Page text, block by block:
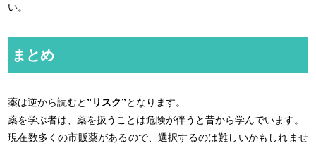
い。
まとめ
薬は逆から読むと ”リスク”となります。
薬を学ぶ者は、薬を扱うことは危険が伴うと昔から学んでいます。
現在数多くの市販薬があるので、選択するのは難しいかもしれませ